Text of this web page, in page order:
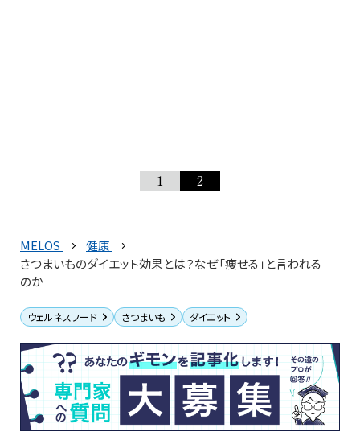
1 2
MELOS
健康
さつまいものダイエット効果とは？なぜ「痩せる」と言われる
のか
ウェルネスフード さつまいも ダイエット